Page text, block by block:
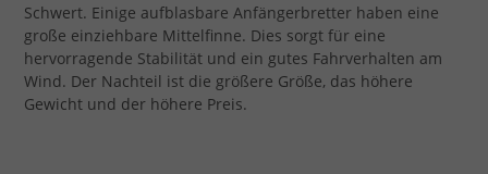
Schwert. Einige aufblasbare Anfängerbretter haben eine
große einziehbare Mittelfinne. Dies sorgt für eine
hervorragende Stabilität und ein gutes Fahrverhalten am
Wind. Der Nachteil ist die größere Größe, das höhere
Gewicht und der höhere Preis.